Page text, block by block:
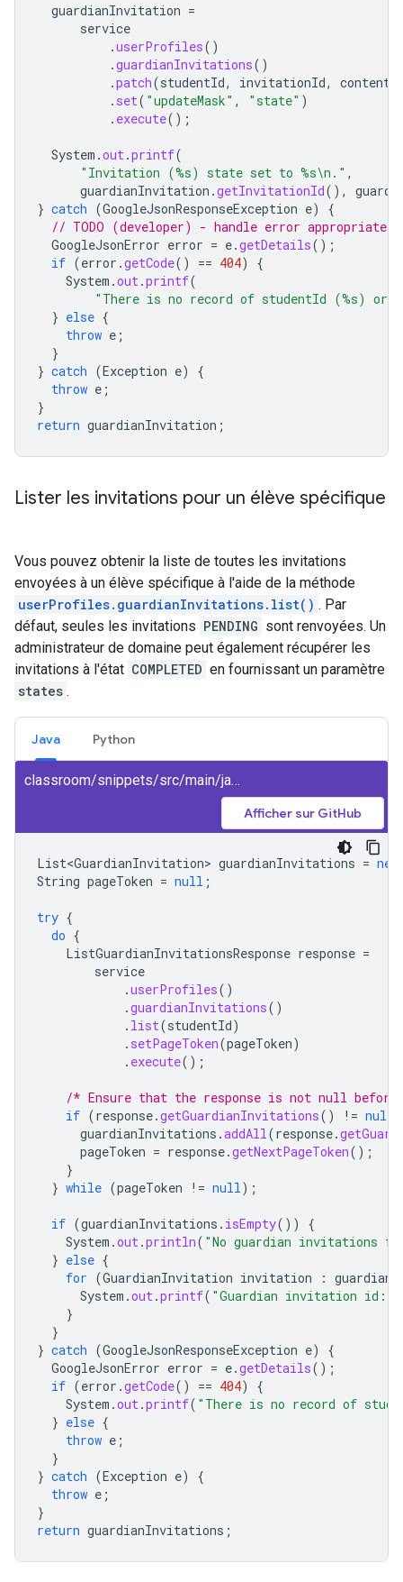
guardianInvitation =
service
.userProfiles()
.guardianInvitations()
.patch(studentId, invitationId, content
. set( "updateMask" , "state" )
. execute();
System .out .printf(
"Invitation (%s) state set to %s\n." ,
guardianInvitation .getInvitationId(),
} catch (GoogleJsonResponseException e)
{
// TODO (developer) - handle error appropriately
GoogleJsonError error = e.getDetails();
if (error .getCode() == 404)
{
System .out .printf(
"There is no record of studentId (%s)
} else {
throw e ;
}
} catch (Exception e)
{
throw e ;
}
return guardianInvitation ;
Lister les invitations pour un élève spécifique
Vous pouvez obtenir la liste de toutes les invitations
envoyées à un élève spécifique à l'aide de la méthode
userProfiles.guardianInvitations.list() . Par
défaut, seules les invitations PENDING sont renvoyées. Un
administrateur de domaine peut également récupérer les
invitations à l'état COMPLETED en fournissant un paramètre
states .
Java Python
classroom/snippets/src/main/java/ListGuardianInvitationsByStudent.java
Afficher sur GitHub
List<GuardianInvitation> guardianInvitations = new
String pageToken = null ;
try {
do {
ListGuardianInvitationsResponse response =
service
.userProfiles()
.guardianInvitations()
. list(studentId)
. setPageToken(pageToken)
. execute();
/* Ensure that the response is not null
if (response.getGuardianInvitations() != null
guardianInvitations .addAll (response.
pageToken = response.getNextPageToken();
}
} while (pageToken != null );
if (guardianInvitations . isEmpty())
{
System .out .println( "No guardian invitations
} else {
for (GuardianInvitation invitation :
System .out .printf( "Guardian invitation id:
}
}
} catch (GoogleJsonResponseException e)
{
GoogleJsonError error = e.getDetails();
if (error .getCode() == 404)
{
System .out .printf( "There is no record of
} else {
throw e ;
}
} catch (Exception e)
{
throw e ;
}
return guardianInvitations ;